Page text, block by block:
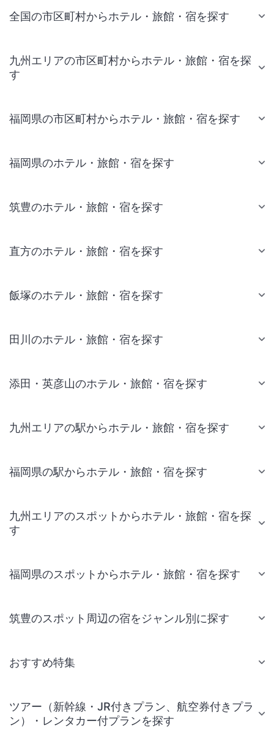
全国の市区町村からホテル・旅館・宿を探す
九州エリアの市区町村からホテル・旅館・宿を探
す
福岡県の市区町村からホテル・旅館・宿を探す
福岡県のホテル・旅館・宿を探す
筑豊のホテル・旅館・宿を探す
直方のホテル・旅館・宿を探す
飯塚のホテル・旅館・宿を探す
田川のホテル・旅館・宿を探す
添田・英彦山のホテル・旅館・宿を探す
九州エリアの駅からホテル・旅館・宿を探す
福岡県の駅からホテル・旅館・宿を探す
九州エリアのスポットからホテル・旅館・宿を探
す
福岡県のスポットからホテル・旅館・宿を探す
筑豊のスポット周辺の宿をジャンル別に探す
おすすめ特集
ツアー（新幹線・JR付きプラン、航空券付きプラ
ン）・レンタカー付プランを探す